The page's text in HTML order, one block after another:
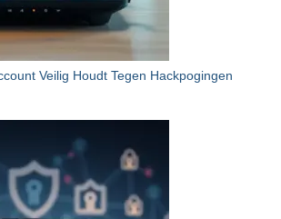
Veilig Houdt Tegen Hackpogingen